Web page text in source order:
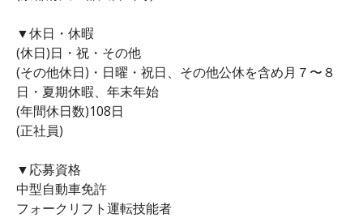
▼休日・休暇
(休日)日・祝・その他
(その他休日)・日曜・祝日、その他公休を含め月７〜８
日・夏期休暇、年末年始
(年間休日数)108日
(正社員)
▼応募資格
中型自動車免許
フォークリフト運転技能者